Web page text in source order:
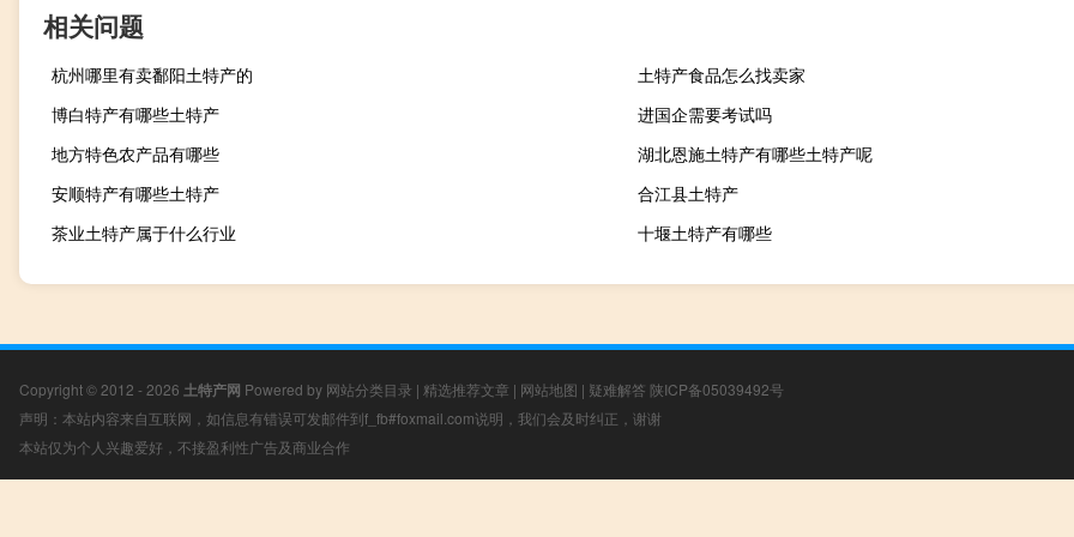
相关问题
杭州哪里有卖鄱阳土特产的
土特产食品怎么找卖家
博白特产有哪些土特产
进国企需要考试吗
地方特色农产品有哪些
湖北恩施土特产有哪些土特产呢
安顺特产有哪些土特产
合江县土特产
茶业土特产属于什么行业
十堰土特产有哪些
Copyright © 2012 - 2026 土特产网 Powered by 网站分类目录 | 精选推荐文章 | 网站地图 | 疑难解答 陕ICP备05039492号
声明：本站内容来自互联网，如信息有错误可发邮件到f_fb#foxmail.com说明，我们会及时纠正，谢谢
本站仅为个人兴趣爱好，不接盈利性广告及商业合作